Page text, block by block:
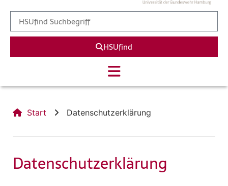
HSUfind
Start Datenschutzerklärung
Datenschutzerklärung